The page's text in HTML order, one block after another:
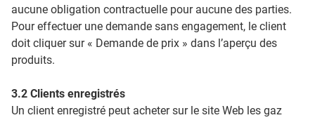
aucune obligation contractuelle pour aucune des parties.
Pour effectuer une demande sans engagement, le client
doit cliquer sur « Demande de prix » dans l’aperçu des
produits.
3.2 Clients enregistrés
Un client enregistré peut acheter sur le site Web les gaz